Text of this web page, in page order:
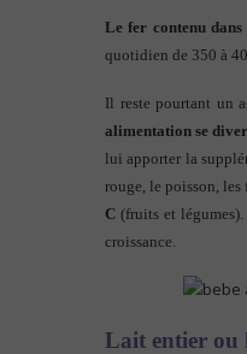
Le fer contenu
quotidien de 350 à
Il reste pourtant un
alimentation se
lui apporter la
rouge, le poisson,
C (fruits et
croissance.
Lait entier ou